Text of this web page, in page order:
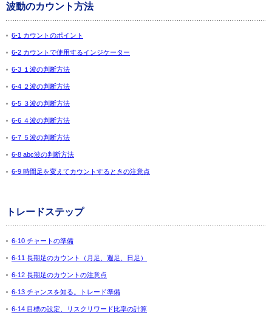
波動のカウント方法
6-1 カウントのポイント
6-2 カウントで使用するインジケーター
6-3 １波の判断方法
6-4 ２波の判断方法
6-5 ３波の判断方法
6-6 ４波の判断方法
6-7 ５波の判断方法
6-8 abc波の判断方法
6-9 時間足を変えてカウントするときの注意点
トレードステップ
6-10 チャートの準備
6-11 長期足のカウント（月足、週足、日足）
6-12 長期足のカウントの注意点
6-13 チャンスを知る。トレード準備
6-14 目標の設定、リスクリワード比率の計算